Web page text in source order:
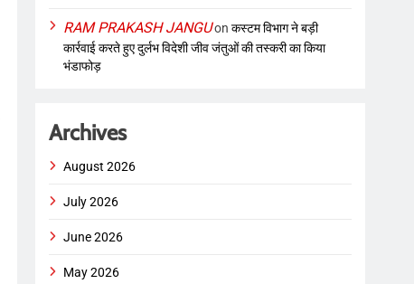
RAM PRAKASH JANGUonकस्टम विभाग ने बड़ी
कार्रवाई करते हुए दुर्लभ विदेशी जीव जंतुओं की तस्करी का किया
भंडाफोड़
Archives
August 2026
July 2026
June 2026
May 2026